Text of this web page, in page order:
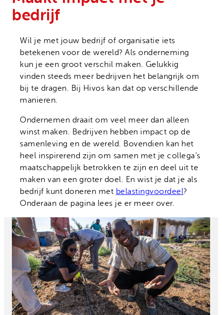
bedrijf
Wil je met jouw bedrijf of organisatie iets
betekenen voor de wereld? Als onderneming
kun je een groot verschil maken. Gelukkig
vinden steeds meer bedrijven het belangrijk om
bij te dragen. Bij Hivos kan dat op verschillende
manieren.
Ondernemen draait om veel meer dan alleen
winst maken. Bedrijven hebben impact op de
samenleving en de wereld. Bovendien kan het
heel inspirerend zijn om samen met je collega’s
maatschappelijk betrokken te zijn en deel uit te
maken van een groter doel. En wist je dat je als
bedrijf kunt doneren met belastingvoordeel?
Onderaan de pagina lees je er meer over.
Noodfonds voor activisten
Onze successen
Jaarverslag
Veelgestelde vragen
Contact